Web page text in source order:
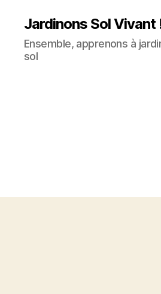
Jardinons Sol Vivant
Ensemble, apprenons à
sol